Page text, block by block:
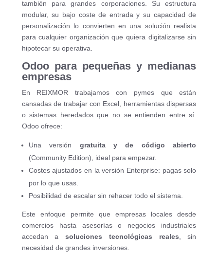
también para grandes corporaciones. Su estructura
modular, su bajo coste de entrada y su capacidad de
personalización lo convierten en una solución realista
para cualquier organización que quiera digitalizarse sin
hipotecar su operativa.
Odoo para pequeñas y medianas
empresas
En REIXMOR trabajamos con pymes que están
cansadas de trabajar con Excel, herramientas dispersas
o sistemas heredados que no se entienden entre sí.
Odoo ofrece:
Una versión gratuita y de código abierto
(Community Edition), ideal para empezar.
Costes ajustados en la versión Enterprise: pagas solo
por lo que usas.
Posibilidad de escalar sin rehacer todo el sistema.
Este enfoque permite que empresas locales desde
comercios hasta asesorías o negocios industriales
accedan asoluciones tecnológicas reales , sin
necesidad de grandes inversiones.